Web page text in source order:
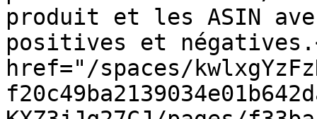
produit et les ASIN
positives et
href="/spaces/